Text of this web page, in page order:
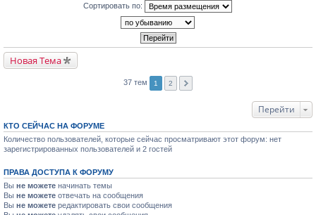
Сортировать по:
Новая Тема
37 тем 1 2
Перейти
КТО СЕЙЧАС НА ФОРУМЕ
Количество пользователей, которые сейчас просматривают этот форум: нет
зарегистрированных пользователей и 2 гостей
ПРАВА ДОСТУПА К ФОРУМУ
Вы не можете начинать темы
Вы не можете отвечать на сообщения
Вы не можете редактировать свои сообщения